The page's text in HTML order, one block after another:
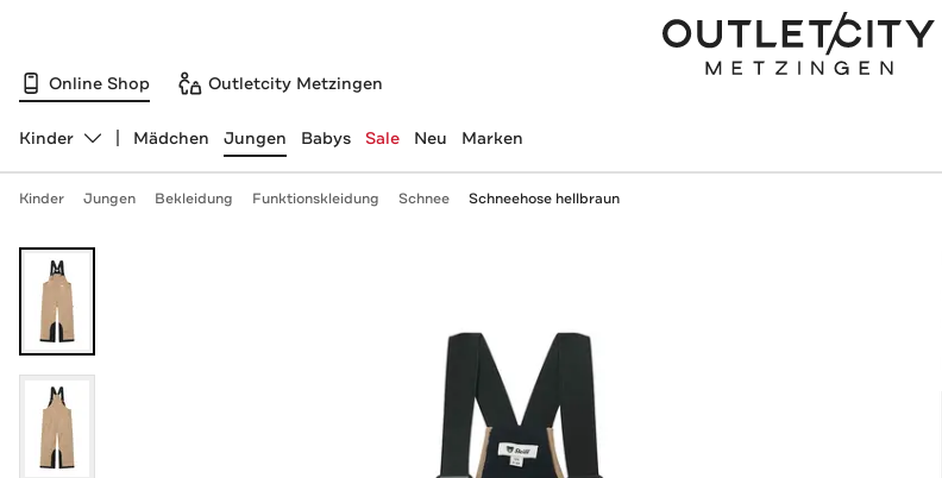
Online Shop Outletcity Metzingen
Abteilung ändern, ausgewählt:
Kinder Mädchen Jungen Babys Sale Neu Marken
Kinder Jungen Bekleidung Funktionskleidung Schnee Schneehose hellbraun